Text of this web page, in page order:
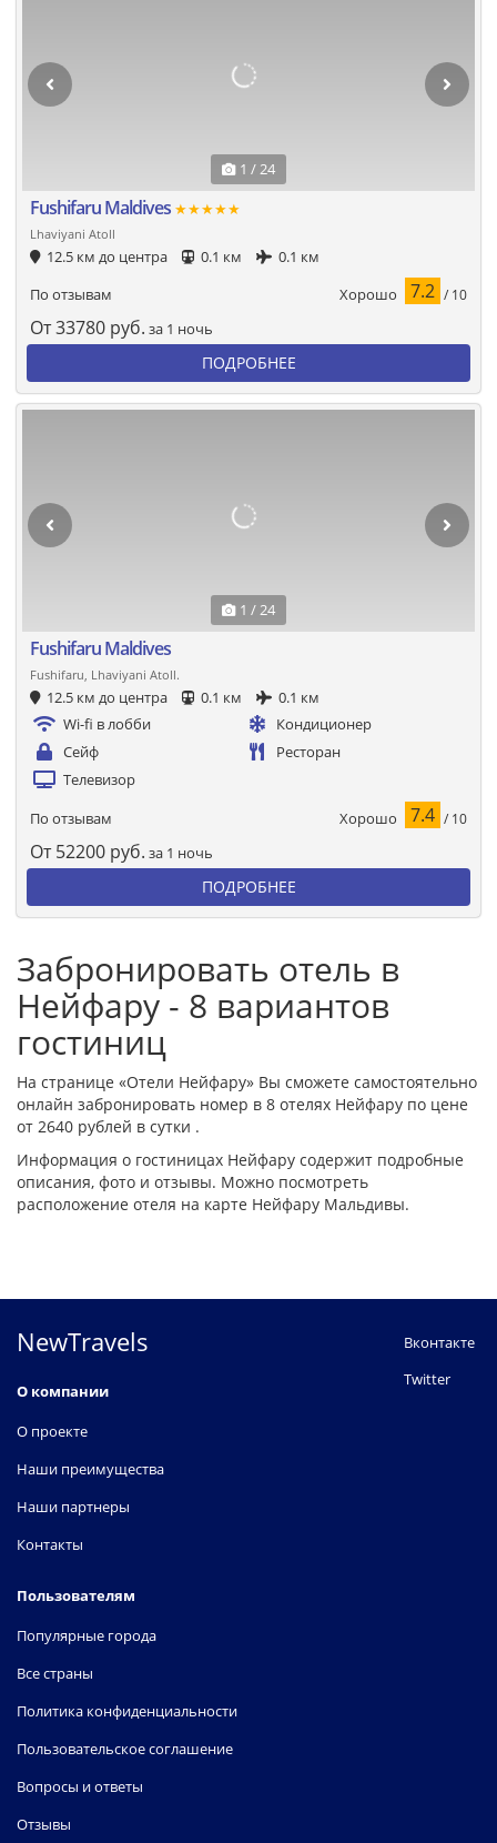
1 / 24
Fushifaru Maldives ★★★★★
Lhaviyani Atoll
12.5 км до центра 0.1 км
0.1 км
По отзывам
Хорошо 7.2 / 10
От33780 руб. за 1 ночь
ПОДРОБНЕЕ
1 / 24
Fushifaru Maldives
Fushifaru, Lhaviyani Atoll.
12.5 км до центра 0.1 км
0.1 км
Wi-fi в лобби
Кондиционер
Сейф
Ресторан
Телевизор
По отзывам Хорошо 7.4 / 10
От 52200 руб. за 1 ночь
ПОДРОБНЕЕ
Забронировать отель в
Нейфару - 8 вариантов
гостиниц
На странице «Отели Нейфару» Вы сможете самостоятельно
онлайн забронировать номер в 8 отелях Нейфару по цене
от 2640 рублей в сутки .
Информация о гостиницах Нейфару содержит подробные
описания, фото и отзывы. Можно посмотреть
расположение отеля на карте Нейфару Мальдивы.
NewTravels
О компании
О проекте
Наши преимущества
Наши партнеры
Контакты
Пользователям
Популярные города
Все страны
Политика конфиденциальности
Пользовательское соглашение
Вопросы и ответы
Отзывы
Вконтакте
Twitter